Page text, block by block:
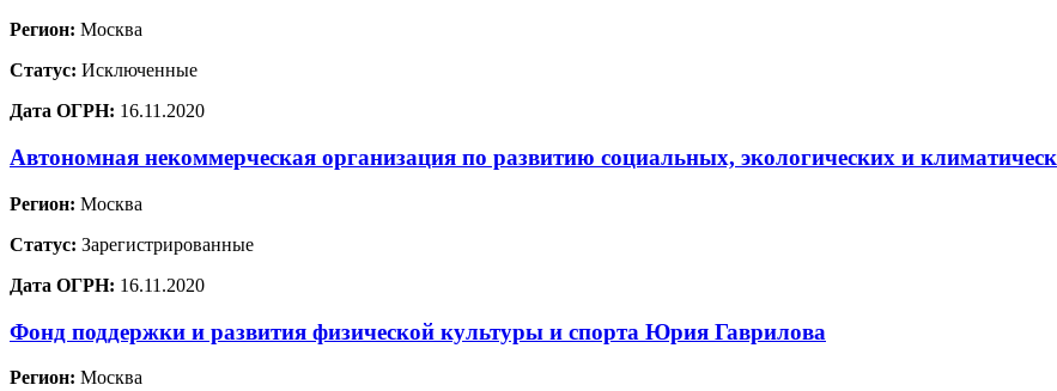
Регион: Москва
Статус: Исключенные
Дата ОГРН: 16.11.2020
Автономная некоммерческая организация по развитию социальных, экологических и
Регион: Москва
Статус: Зарегистрированные
Дата ОГРН: 16.11.2020
Фонд поддержки и развития физической культуры и спорта Юрия Гаврилова
Регион: Москва